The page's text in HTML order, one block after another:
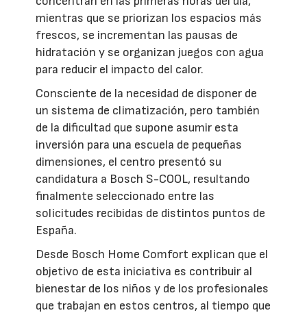
mientras que se priorizan los espacios más
frescos, se incrementan las pausas de
hidratación y se organizan juegos con agua
para reducir el impacto del calor.
Consciente de la necesidad de disponer de
un sistema de climatización, pero también
de la dificultad que supone asumir esta
inversión para una escuela de pequeñas
dimensiones, el centro presentó su
candidatura a Bosch S-COOL, resultando
finalmente seleccionado entre las
solicitudes recibidas de distintos puntos de
España.
Desde Bosch Home Comfort explican que el
objetivo de esta iniciativa es contribuir al
bienestar de los niños y de los profesionales
que trabajan en estos centros, al tiempo que